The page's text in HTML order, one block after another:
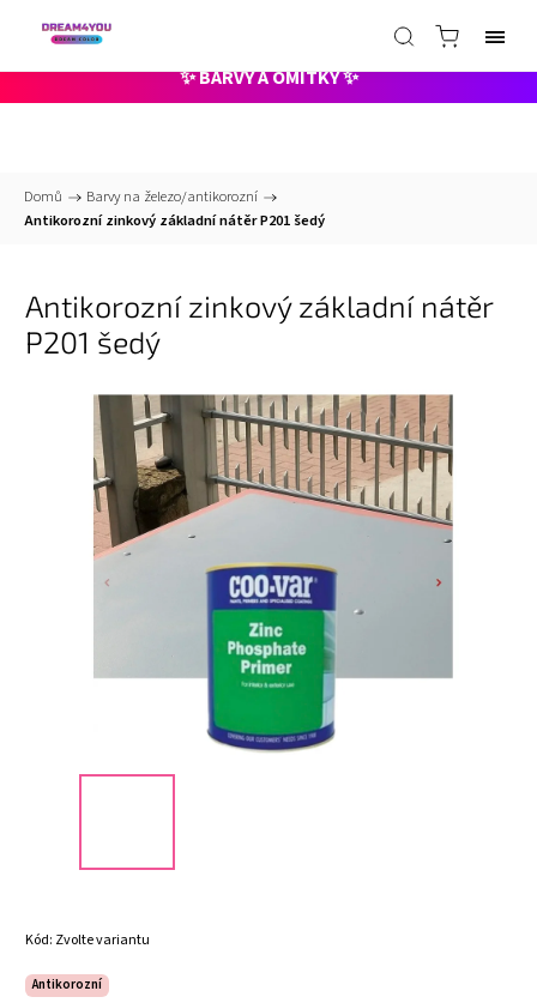
nonstop
✨ BARVY A OMÍTKY ✨
Domů / Barvy na železo/antikorozní /
Antikorozní zinkový základní nátěr P201 šedý
Antikorozní zinkový základní nátěr
P201 šedý
Kód: Zvolte variantu
Antikorozní